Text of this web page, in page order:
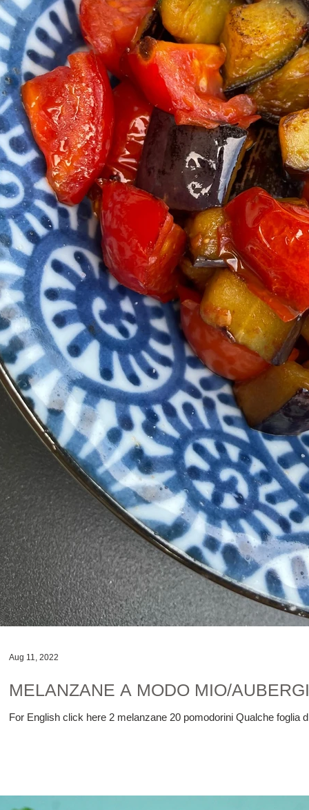
MELANZANE A MODO MIO/
For English click here 2 melanzane 20 pomodorini Qualche foglia
Aug 11, 2022